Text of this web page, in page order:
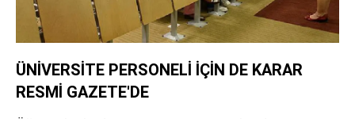
ÜNİVERSİTE PERSONELİ İÇİN DE KARAR
RESMİ GAZETE'DE